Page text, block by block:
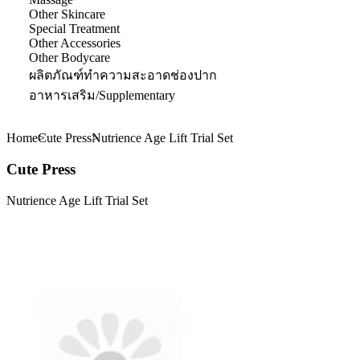
Other Skincare
Special Treatment
Other Accessories
Other Bodycare
ผลิตภัณฑ์ทำความสะอาดช่องปาก
อาหารเสริม/Supplementary
HomeCute PressNutrience Age Lift Trial Set
Cute Press
Nutrience Age Lift Trial Set